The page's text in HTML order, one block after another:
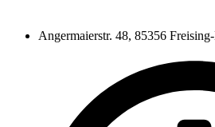
Angermaierstr. 48, 85356